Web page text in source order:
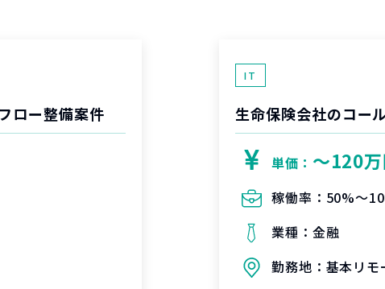
ロー整備案件
IT
生命保険会社のコー
単価： 〜120
稼働率： 50%〜
業種： 金融
勤務地： 基本リモ